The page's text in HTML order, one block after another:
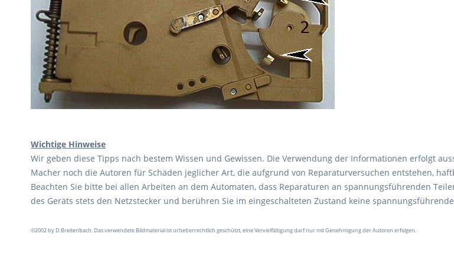
Wichtige Hinweise
Wir geben diese Tipps nach bestem Wissen und Gewissen. Die Verwendung der Informationen erfolgt
Macher noch die Autoren für Schäden jeglicher Art, die aufgrund von Reparaturversuchen entstehen,
Beachten Sie bitte bei allen Arbeiten an dem Automaten, dass Reparaturen an spannungsführenden
des Geräts stets den Netzstecker und berühren Sie im eingeschalteten Zustand keine
©2002 by D.Breitenbach. Das verwendete Bildmaterial ist urheberrechtlich geschützt, eine Vervielfältigung darf nur mit Genehmigung der Autoren erfolgen.